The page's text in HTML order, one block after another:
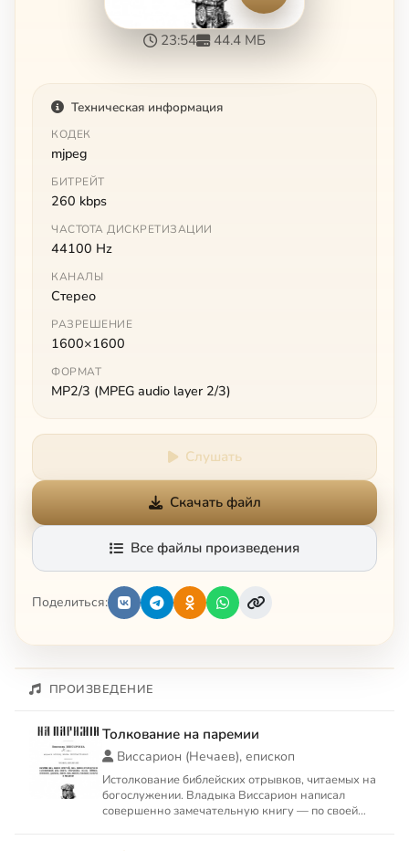
23:54 44.4 МБ
Техническая информация
КОДЕК
mjpeg
БИТРЕЙТ
260 kbps
ЧАСТОТА ДИСКРЕТИЗАЦИИ
44100 Hz
КАНАЛЫ
Стерео
РАЗРЕШЕНИЕ
1600×1600
ФОРМАТ
MP2/3 (MPEG audio layer 2/3)
Слушать
Скачать файл
Все файлы произведения
Поделиться:
ПРОИЗВЕДЕНИЕ
Толкование на паремии
Виссарион (Нечаев), епископ
Истолкование библейских отрывков, читаемых на
богослужении. Владыка Виссарион написал
совершенно замечательную книгу — по своей